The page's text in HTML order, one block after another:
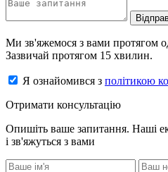
Ми зв'яжемося з вами протягом
Зазвичай протягом 15 хвилин.
Я ознайомився з політикою
Отримати консультацію
Опишіть ваше запитання. Наші
і зв'яжуться з вами